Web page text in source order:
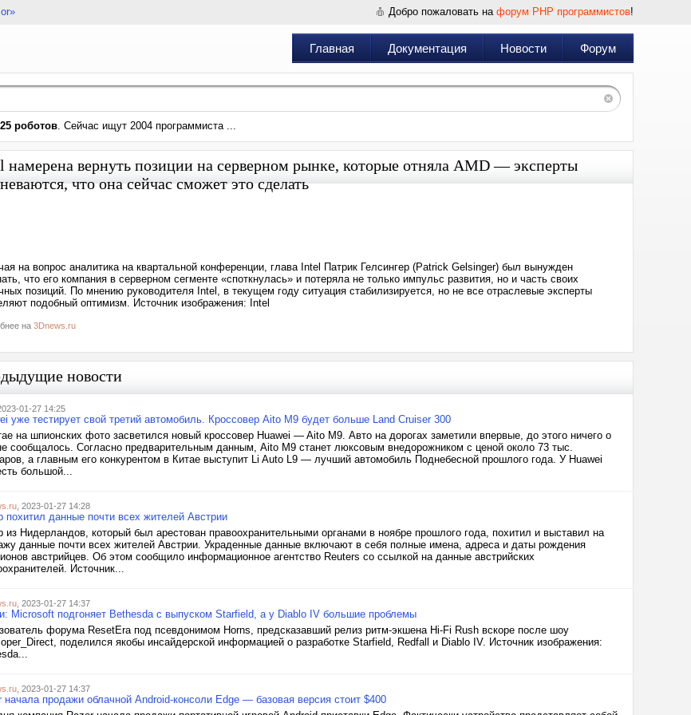
Добро пожаловать на форум PHP программистов!
Главная Документация Новости Форум
роботов. Сейчас ищут 2004 программиста ...
намерена вернуть позиции на серверном рынке, которые отняла AMD — эксперты
что она сейчас сможет это сделать
на вопрос аналитика на квартальной конференции, глава Intel Патрик Гелсингер (Patrick Gelsinger) был вынужден
что его компания в серверном сегменте «споткнулась» и потеряла не только импульс развития, но и часть своих
позиций. По мнению руководителя Intel, в текущем году ситуация стабилизируется, но не все отраслевые эксперты
подобный оптимизм. Источник изображения: Intel
на 3Dnews.ru
новости
01-27 14:25
уже тестирует свой третий автомобиль. Кроссовер Aito M9 будет больше Land Cruiser 300
на шпионских фото засветился новый кроссовер Huawei — Aito M9. Авто на дорогах заметили впервые, до этого ничего о
сообщалось. Согласно предварительным данным, Aito M9 станет люксовым внедорожником с ценой около 73 тыс.
а главным его конкурентом в Китае выступит Li Auto L9 — лучший автомобиль Поднебесной прошлого года. У Huawei
большой...
, 2023-01-27 14:28
похитил данные почти всех жителей Австрии
из Нидерландов, который был арестован правоохранительными органами в ноябре прошлого года, похитил и выставил на
данные почти всех жителей Австрии. Украденные данные включают в себя полные имена, адреса и даты рождения
австрийцев. Об этом сообщило информационное агентство Reuters со ссылкой на данные австрийских
Источник...
, 2023-01-27 14:37
Microsoft подгоняет Bethesda с выпуском Starfield, а у Diablo IV большие проблемы
форума ResetEra под псевдонимом Horns, предсказавший релиз ритм-экшена Hi-Fi Rush вскоре после шоу
поделился якобы инсайдерской информацией о разработке Starfield, Redfall и Diablo IV. Источник изображения:
, 2023-01-27 14:37
начала продажи облачной Android-консоли Edge — базовая версия стоит $400